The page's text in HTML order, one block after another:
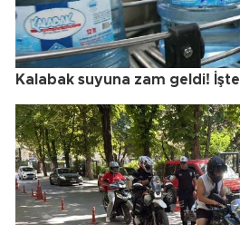
Kalabak suyuna zam geldi!